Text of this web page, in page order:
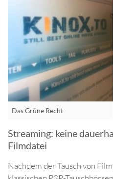
Das Grüne Recht
Streaming: keine
Filmdatei
Nachdem der Tausch von